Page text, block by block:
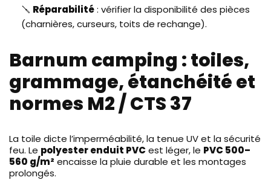
🪛 Réparabilité: vérifier la disponibilité des pièces
(charnières, curseurs, toits de rechange).
Barnum camping : toiles,
grammage, étanchéité et
normes M2 / CTS 37
La toile dicte l’imperméabilité, la tenue UV et la sécurité
feu. Le polyester enduit PVCest léger, le PVC 500–
560 g/m² encaisse la pluie durable et les montages
prolongés.